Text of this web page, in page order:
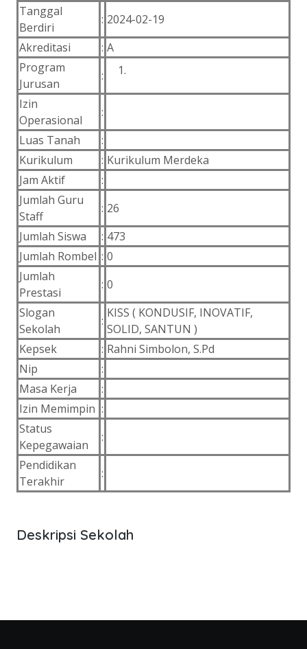
Tanggal
Berdiri
: 2024-02-19
Akreditasi
: A
Program
Jurusan
:
Izin
Operasional
:
Luas Tanah
:
Kurikulum
: Kurikulum Merdeka
Jam Aktif
:
Jumlah Guru
Staff
: 26
Jumlah Siswa
: 473
Jumlah Rombel : 0
Jumlah
Prestasi
: 0
Slogan
Sekolah
:
KISS ( KONDUSIF, INOVATIF,
SOLID, SANTUN )
Kepsek
: Rahni Simbolon, S.Pd
Nip
:
Masa Kerja
:
Izin Memimpin :
Status
Kepegawaian
:
Pendidikan
Terakhir
:
Deskripsi Sekolah